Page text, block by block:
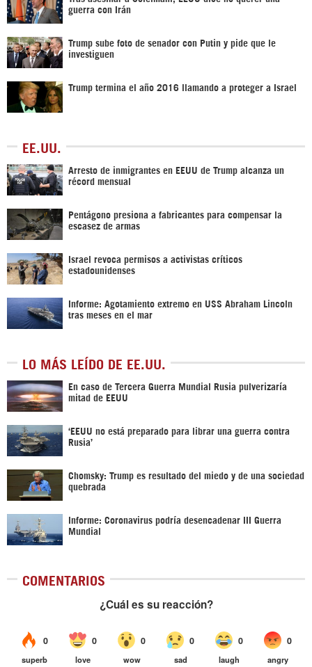
guerra con Irán
Trump sube foto de senador con Putin y pide que le
investiguen
Trump termina el año 2016 llamando a proteger a Israel
EE.UU.
Arresto de inmigrantes en EEUU de Trump alcanza un
récord mensual
Pentágono presiona a fabricantes para compensar la
escasez de armas
Israel revoca permisos a activistas críticos
estadounidenses
Informe: Agotamiento extremo en USS Abraham Lincoln
tras meses en el mar
LO MÁS LEÍDO DE EE.UU.
En caso de Tercera Guerra Mundial Rusia pulverizaría
mitad de EEUU
‘EEUU no está preparado para librar una guerra contra
Rusia’
Chomsky: Trump es resultado del miedo y de una sociedad
quebrada
Informe: Coronavirus podría desencadenar III Guerra
Mundial
COMENTARIOS